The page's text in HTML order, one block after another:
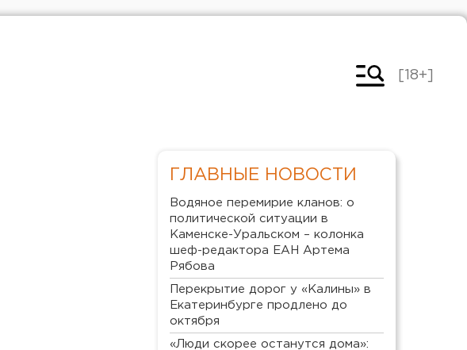
[18+]
ГЛАВНЫЕ НОВОСТИ
Водяное перемирие кланов: о
политической ситуации в
Каменске-Уральском – колонка
шеф-редактора ЕАН Артема
Рябова
Перекрытие дорог у «Калины» в
Екатеринбурге продлено до
октября
«Люди скорее останутся дома»: